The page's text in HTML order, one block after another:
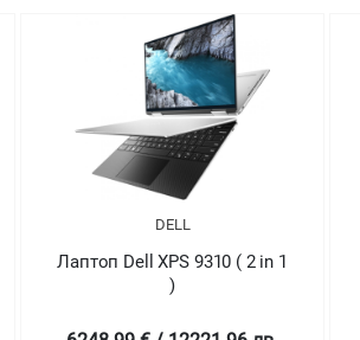
DELL
Лаптоп Dell XPS 9310